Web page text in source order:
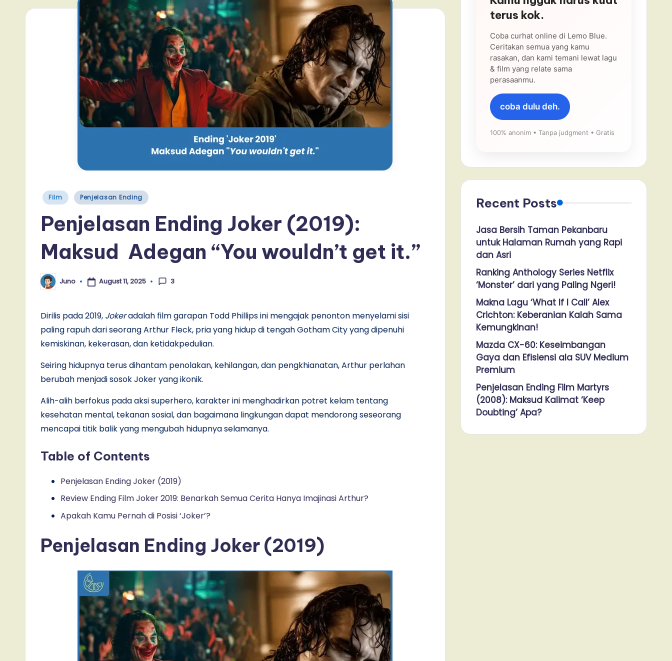
Posted
Film Penjelasan Ending
Penjelasan Ending Joker (2019):
Maksud Adegan “You wouldn’t get it.”
Posted
by
Juno August 11, 2025 3
Dirilis pada 2019, Jokeradalah film garapan Todd Phillips ini mengajak penonton menyelami sisi
paling rapuh dari seorang Arthur Fleck, pria yang hidup di tengah Gotham City yang dipenuhi
kemiskinan, kekerasan, dan ketidakpedulian.
Seiring hidupnya terus dihantam penolakan, kehilangan, dan pengkhianatan, Arthur perlahan
berubah menjadi sosok Joker yang ikonik.
Alih-alih berfokus pada aksi superhero, karakter ini menghadirkan potret kelam tentang
kesehatan mental, tekanan sosial, dan bagaimana lingkungan dapat mendorong seseorang
mencapai titik balik yang mengubah hidupnya selamanya.
Table of Contents
Penjelasan Ending Joker (2019)
Review Ending Film Joker 2019: Benarkah Semua Cerita Hanya Imajinasi Arthur?
Apakah Kamu Pernah di Posisi ‘Joker’?
Penjelasan Ending Joker (2019)
terus kok.
Coba curhat online di Lemo Blue.
Ceritakan semua yang kamu
rasakan, dan kami temani lewat lagu
& film yang relate sama
perasaanmu.
coba dulu deh.
100% anonim • Tanpa judgment • Gratis
Recent Posts
Jasa Bersih Taman Pekanbaru
untuk Halaman Rumah yang Rapi
dan Asri
Ranking Anthology Series Netflix
‘Monster’ dari yang Paling Ngeri!
Makna Lagu ‘What If I Call’ Alex
Crichton: Keberanian Kalah Sama
Kemungkinan!
Mazda CX-60: Keseimbangan
Gaya dan Efisiensi ala SUV Medium
Premium
Penjelasan Ending Film Martyrs
(2008): Maksud Kalimat ‘Keep
Doubting’ Apa?